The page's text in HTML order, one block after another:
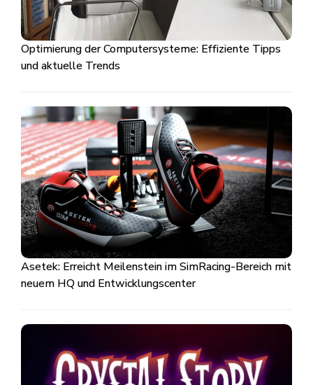
Optimierung der Computersysteme: Effiziente Tipps
und aktuelle Trends
Asetek: Erreicht Meilenstein im SimRacing-Bereich mit
neuem HQ und Entwicklungscenter